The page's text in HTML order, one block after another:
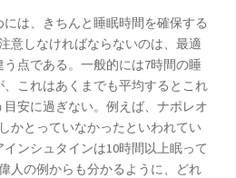
は、きちんと睡眠時間を確保する
意しなければならないのは、最適
点である。一般的には7時間の睡
これはあくまでも平均するとこれ
安に過ぎない。例えば、ナポレオ
かとっていなかったといわれてい
ンシュタインは10時間以上眠って
人の例からも分かるように、どれ